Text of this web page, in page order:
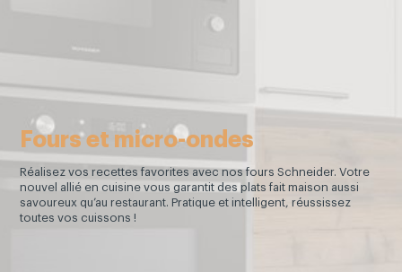
Fours et micro-ondes
Réalisez vos recettes favorites avec nos fours Schneider. Votre
nouvel allié en cuisine vous garantit des plats fait maison aussi
savoureux qu’au restaurant. Pratique et intelligent, réussissez
toutes vos cuissons !